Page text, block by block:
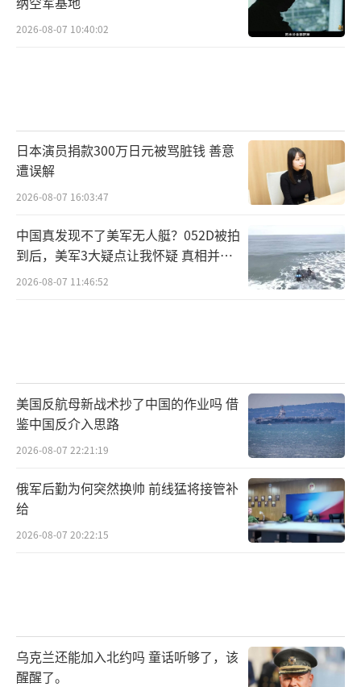
当前，多家华尔街大行已开始削减对美联
计，美联储将在2025年将降息次数从原先预测
的3次减少至2次，每次降息幅度为25个基点。
高盛经济学家团队指出，美联储或倾向于采取
更为审慎的步骤，力求在降息路径上精准着
陆。他们预测，在2025年3月前的历次会议中，
美联储将每次降息25个基点，并于6月和9月分
别进行最后一次降息。摩根大通预测，鉴于特
忧，特朗普重新入主白宫将给全球金融市场带
来重大冲击，而2025年的全球汇市格局也将受
到其相关政策影响。特朗普竞选纲领中的多项
政策倾向于激进的财政支出，这可能进一步加
剧国债发行量，同时提高关税等增收措施也可
能在短期内引发通胀上升，干扰美联储的降息
节奏。有机构认为，这些因素或导致一个更高
2026-08-07 10:40:02
日本演员捐款300万日元被骂脏钱 善意
遭误解
2026-08-07 16:03:47
中国真发现不了美军无人艇？052D被拍
到后，美军3大疑点让我怀疑 真相并非
如此
2026-08-07 11:46:52
美国反航母新战术抄了中国的作业吗 借
鉴中国反介入思路
2026-08-07 22:21:19
俄军后勤为何突然换帅 前线猛将接管补
给
2026-08-07 20:22:15
乌克兰还能加入北约吗 童话听够了，该
醒醒了。